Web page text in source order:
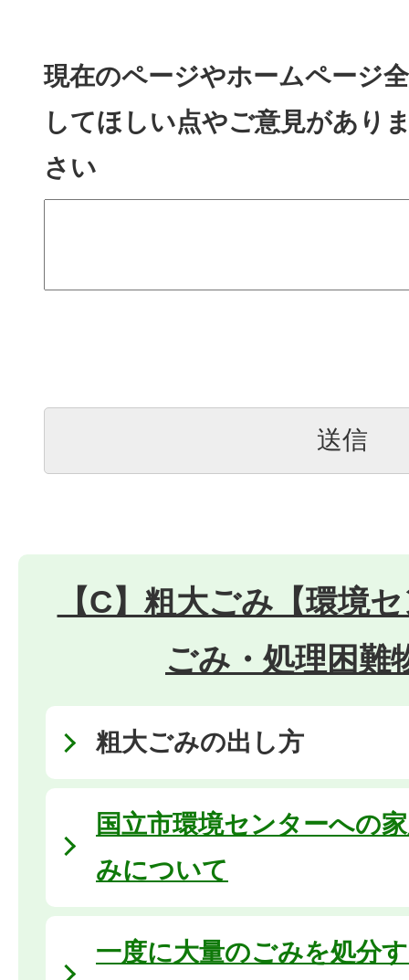
現在のページやホームページ
してほしい点やご意見があり
さい
【C】粗大ごみ【環境
ごみ・処理困難
粗大ごみの出し方
国立市環境センターへの
みについて
一度に大量のごみを処分